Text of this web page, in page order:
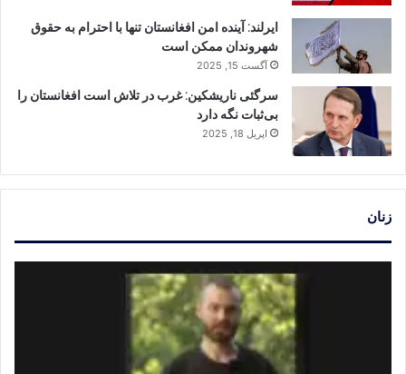
ایرلند: آینده امن افغانستان تنها با احترام به حقوق
شهروندان ممکن است
آگست 15, 2025
سرگئی ناریشکین: غرب در تلاش است افغانستان را
بی‌ثبات نگه دارد
اپریل 18, 2025
زنان